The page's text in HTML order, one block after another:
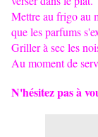
Mettre au frigo au
que les parfums
Griller à sec les
Au moment de
N'hésitez pas à